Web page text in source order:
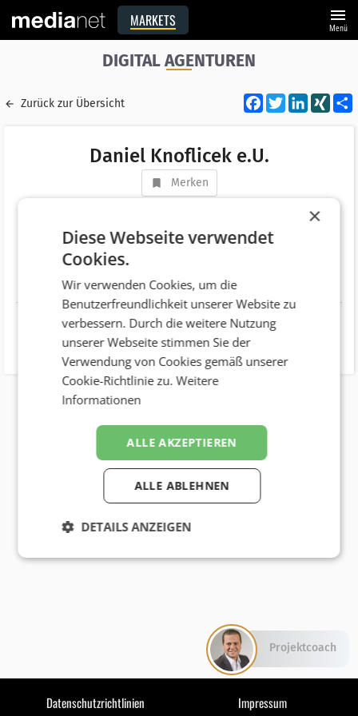
MARKETS menu
Menü
DIGITAL AGENTUREN
Zurück zur Übersicht Facebook
Twitter XING
Daniel Knoflicek e.U.
Merken
AT 1150 Wien
Telefonnummer +43 (1) 9154900
Website https://slidebird.com
Datenschutzrichtlinien Impressum
×
Diese Webseite verwendet
Cookies.
Wir verwenden Cookies, um die
Benutzerfreundlichkeit unserer Website zu
verbessern. Durch die weitere Nutzung
unserer Webseite stimmen Sie der
Verwendung von Cookies gemäß unserer
Cookie-Richtlinie zu.Weitere
Informationen
ALLE AKZEPTIEREN
ALLE ABLEHNEN
DETAILS ANZEIGEN
Projektcoach